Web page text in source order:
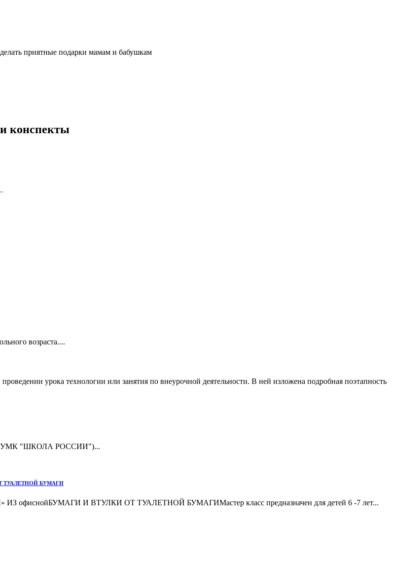
приятные подарки мамам и бабушкам
конспекты
возраста....
урока технологии или занятия по внеурочной деятельности. В ней изложена подробная поэтапность
(УМК "ШКОЛА РОССИИ")...
ТУАЛЕТНОЙ БУМАГИ
И ВТУЛКИ ОТ ТУАЛЕТНОЙ БУМАГИМастер класс предназначен для детей 6 -7 лет...